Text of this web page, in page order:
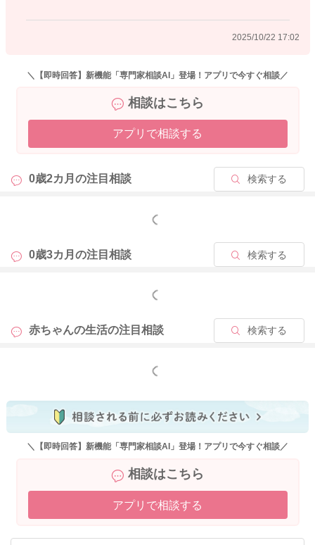
2025/10/22 17:02
＼【即時回答】新機能「専門家相談AI」登場！アプリで今すぐ相談／
相談はこちら
アプリで相談する
0歳2カ月の注目相談 検索する
もっと見る
0歳3カ月の注目相談 検索する
もっと見る
赤ちゃんの生活の注目相談 検索する
もっと見る
＼【即時回答】新機能「専門家相談AI」登場！アプリで今すぐ相談／
相談はこちら
アプリで相談する